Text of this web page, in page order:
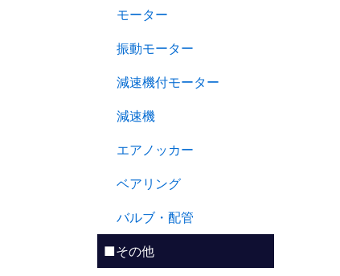
モーター
振動モーター
減速機付モーター
減速機
エアノッカー
ベアリング
バルブ・配管
■その他